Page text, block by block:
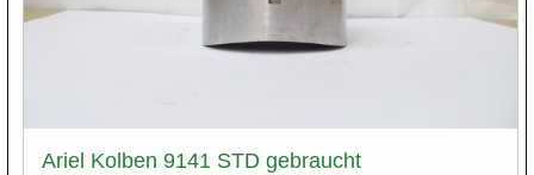
Ariel Kolben 9141 STD gebraucht